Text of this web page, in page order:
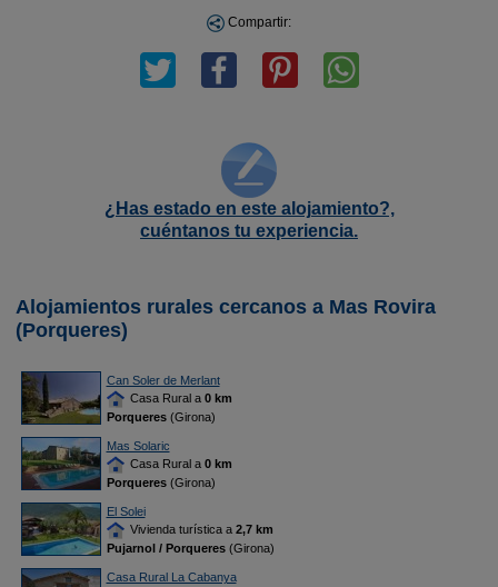
Compartir:
¿Has estado en este alojamiento?,
cuéntanos tu experiencia.
Alojamientos rurales cercanos a Mas Rovira
(Porqueres)
Can Soler de Merlant
Casa Rural a 0 km
Porqueres(Girona)
Mas Solaric
Casa Rural a 0 km
Porqueres(Girona)
El Solei
Vivienda turística a 2,7 km
Pujarnol / Porqueres(Girona)
Casa Rural La Cabanya